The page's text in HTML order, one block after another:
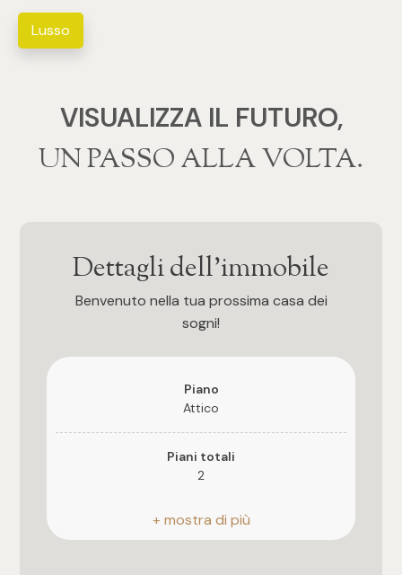
Lusso
VISUALIZZA IL FUTURO,
‍‍UN PASSO ALLA VOLTA.
Dettagli dell'immobile
Benvenuto nella tua prossima casa dei
sogni!
Piano
Attico
Piani totali
2
Riscaldamento
Autonomo
Qualsiasi